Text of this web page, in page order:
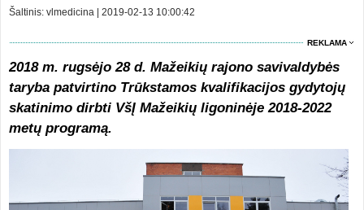
Šaltinis: vlmedicina | 2019-02-13 10:00:42
REKLAMA
2018 m. rugsėjo 28 d. Mažeikių rajono savivaldybės
taryba patvirtino Trūkstamos kvalifikacijos gydytojų
skatinimo dirbti VšĮ Mažeikių ligoninėje 2018-2022
metų programą.